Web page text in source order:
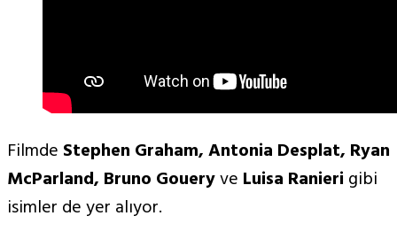
Filmde Stephen Graham, Antonia Desplat, Ryan
McParland, Bruno Goueryve Luisa Ranieri gibi
isimler de yer alıyor.